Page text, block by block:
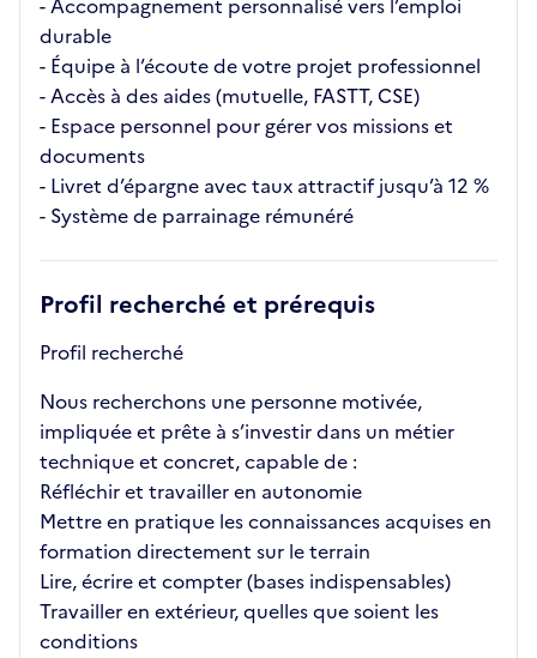
- Accompagnement personnalisé vers l’emploi
durable
- Équipe à l’écoute de votre projet professionnel
- Accès à des aides (mutuelle, FASTT, CSE)
- Espace personnel pour gérer vos missions et
documents
- Livret d’épargne avec taux attractif jusqu’à 12 %
- Système de parrainage rémunéré
Profil recherché et prérequis
Profil recherché
Nous recherchons une personne motivée,
impliquée et prête à s’investir dans un métier
technique et concret, capable de :
Réfléchir et travailler en autonomie
Mettre en pratique les connaissances acquises en
formation directement sur le terrain
Lire, écrire et compter (bases indispensables)
Travailler en extérieur, quelles que soient les
conditions